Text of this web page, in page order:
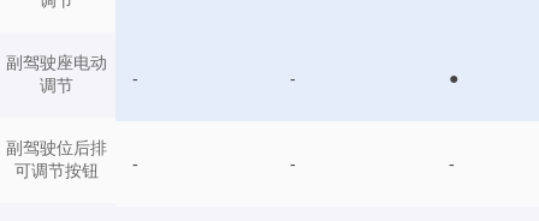
副驾驶座电动
调节
副驾驶位后排
可调节按钮
- - ●
- - -